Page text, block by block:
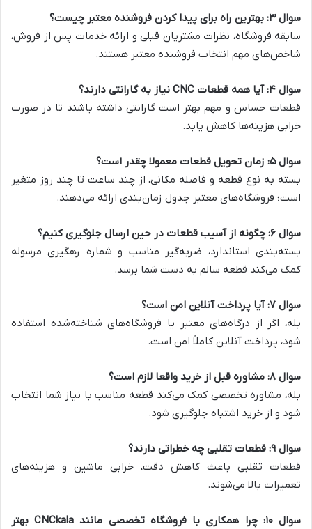
سوال ۳: بهترین راه برای پیدا کردن فروشنده معتبر چیست؟
سابقه فروشگاه، نظرات مشتریان قبلی و ارائه خدمات پس از فروش،
شاخص‌های مهم انتخاب فروشنده معتبر هستند.
سوال ۴: آیا همه قطعات CNC نیاز به گارانتی دارند؟
قطعات حساس و مهم بهتر است گارانتی داشته باشند تا در صورت
خرابی هزینه‌ها کاهش یابد.
سوال ۵: زمان تحویل قطعات معمولا چقدر است؟
بسته به نوع قطعه و فاصله مکانی، از چند ساعت تا چند روز متغیر
است؛ فروشگاه‌های معتبر جدول زمان‌بندی ارائه می‌دهند.
سوال ۶: چگونه از آسیب قطعات در حین ارسال جلوگیری کنیم؟
بسته‌بندی استاندارد، ضربه‌گیر مناسب و شماره رهگیری مرسوله
کمک می‌کند قطعه سالم به دست شما برسد.
سوال ۷: آیا پرداخت آنلاین امن است؟
بله، اگر از درگاه‌های معتبر یا فروشگاه‌های شناخته‌شده استفاده
شود، پرداخت آنلاین کاملاً امن است.
سوال ۸: مشاوره قبل از خرید واقعا لازم است؟
بله، مشاوره تخصصی کمک می‌کند قطعه مناسب با نیاز شما انتخاب
شود و از خرید اشتباه جلوگیری شود.
سوال ۹: قطعات تقلبی چه خطراتی دارند؟
قطعات تقلبی باعث کاهش دقت، خرابی ماشین و هزینه‌های
تعمیرات بالا می‌شوند.
سوال ۱۰: چرا همکاری با فروشگاه تخصصی مانند CNCkala بهتر